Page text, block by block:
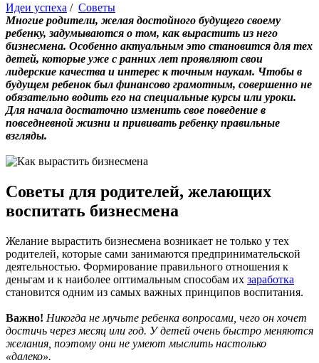
Идеи успеха / Советы
Многие родители, желая достойного будущего своему
ребенку, задумываются о том, как вырастить из него
бизнесмена. Особенно актуальным это становится для тех
детей, которые уже с ранних лет проявляют свои
лидерские качества и интерес к точным наукам. Чтобы в
будущем ребенок был финансово грамотным, совершенно не
обязательно водить его на специальные курсы или уроки.
Для начала достаточно изменить свое поведение в
повседневной жизни и прививать ребенку правильные
взгляды.
Советы для родителей, желающих
воспитать бизнесмена
Желание вырастить бизнесмена возникает не только у тех
родителей, которые сами занимаются предпринимательской
деятельностью. Формирование правильного отношения к
деньгам и к наиболее оптимальным способам их заработка
становится одним из самых важных принципов воспитания.
Важно! Никогда не мучьте ребенка вопросами, чего он хочет
достичь через месяц или год. У детей очень быстро меняются
желания, поэтому они не умеют мыслить настолько
«далеко».